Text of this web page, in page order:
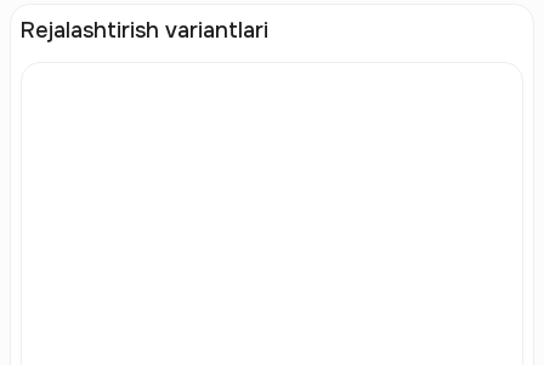
Rejalashtirish variantlari